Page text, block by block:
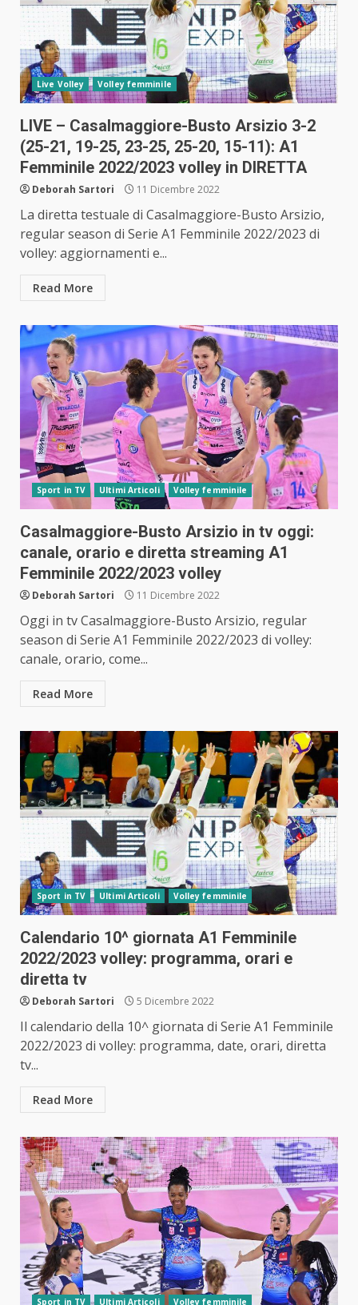
Live Volley Volley femminile
LIVE – Casalmaggiore-Busto Arsizio 3-2
(25-21, 19-25, 23-25, 25-20, 15-11): A1
Femminile 2022/2023 volley in DIRETTA
Deborah Sartori 11 Dicembre 2022
La diretta testuale di Casalmaggiore-Busto Arsizio,
regular season di Serie A1 Femminile 2022/2023 di
volley: aggiornamenti e...
Read More
Sport in TV Ultimi Articoli Volley femminile
Casalmaggiore-Busto Arsizio in tv oggi:
canale, orario e diretta streaming A1
Femminile 2022/2023 volley
Deborah Sartori 11 Dicembre 2022
Oggi in tv Casalmaggiore-Busto Arsizio, regular
season di Serie A1 Femminile 2022/2023 di volley:
canale, orario, come...
Read More
Sport in TV Ultimi Articoli Volley femminile
Calendario 10^ giornata A1 Femminile
2022/2023 volley: programma, orari e
diretta tv
Deborah Sartori 5 Dicembre 2022
Il calendario della 10^ giornata di Serie A1 Femminile
2022/2023 di volley: programma, date, orari, diretta
tv...
Read More
Sport in TV Ultimi Articoli Volley femminile